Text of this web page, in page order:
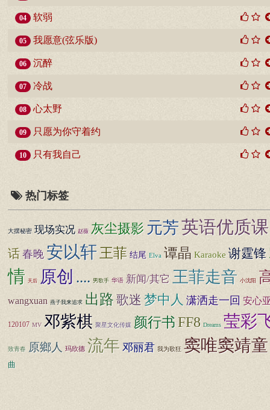
04 软弱
05 我愿意(弦乐版)
06 沉醉
07 冷战
08 心太野
09 只愿为你守着约
10 只有我自己
热门标签
大摆秘密 现场实况 赵薇 灰尘摄影 元芳英语优质课
话 春晚 安以轩王菲 结尾 Elva 谭晶 Karaoke 谢霆锋
情 天后 原创 .... 男歌手 华语 新闻/其它 王菲走音 小沈阳
wangxuan 燕子我来追求 出路歌迷 梦中人 潇洒走一回 安心
120107 MV 邓紫棋 聚星文化传媒 颜行书FF8 Dreams 莹彩
致青春 原鄉人 玛欣德 流年 邓丽君 我为歌狂 窦唯窦靖童
曲